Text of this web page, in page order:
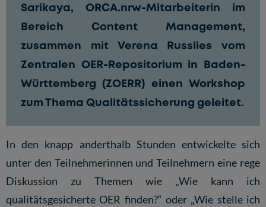
Sarikaya, ORCA.nrw-Mitarbeiterin im
Bereich Content Management,
zusammen mit Verena Russlies vom
Zentralen OER-Repositorium in Baden-
Württemberg (ZOERR) einen Workshop
zum ThemaQualitätssicherung geleitet.
In den knapp anderthalb Stunden entwickelte sich
unter den Teilnehmerinnen und Teilnehmern eine rege
Diskussion zu Themen wie „Wie kann ich
qualitätsgesicherte OER finden?“ oder „Wie stelle ich